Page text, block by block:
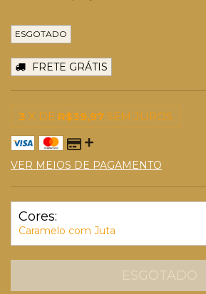
ESGOTADO
FRETE GRÁTIS
3 X DE R$39,97 SEM JUROS
VER MEIOS DE PAGAMENTO
Cores:
Caramelo com Juta